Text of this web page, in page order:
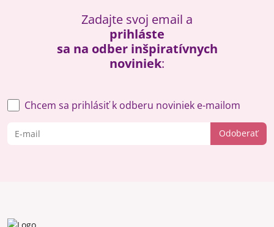
Zadajte svoj email a
prihláste
sa na odber inšpiratívnych
noviniek:
Odoberať
Chcem sa prihlásiť k odberu noviniek e-mailom